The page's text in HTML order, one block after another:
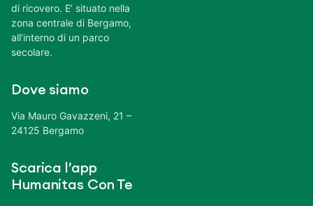
di ricovero. E’ situato nella
zona centrale di Bergamo,
all’interno di un parco
secolare.
Dove siamo
Via Mauro Gavazzeni, 21 –
24125 Bergamo
Scarica l’app
Humanitas Con Te